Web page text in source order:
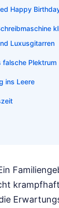
Happy
Luxusgitarren
falsche Plektrum
ins Leere